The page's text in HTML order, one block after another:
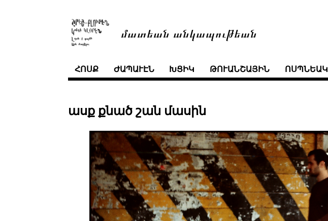
մատեան անկապութեան
ՀՈՍՔ ԺԱՊԱՒԷՆ ԽՑԻԿ ԹՈՒԱՆՇԱՅԻՆ ՈՍՊՆԵԱԿ
ասք քնած շան մասին